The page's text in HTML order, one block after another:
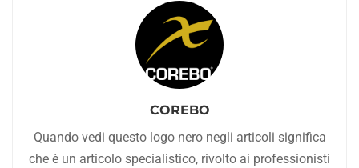
COREBO
Quando vedi questo logo nero negli articoli significa
che è un articolo specialistico, rivolto ai professionisti